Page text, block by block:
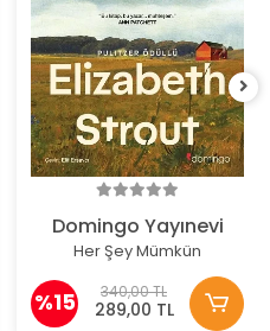
Domingo Yayınevi
Her Şey Mümkün
%15 340,00 TL
289,00 TL